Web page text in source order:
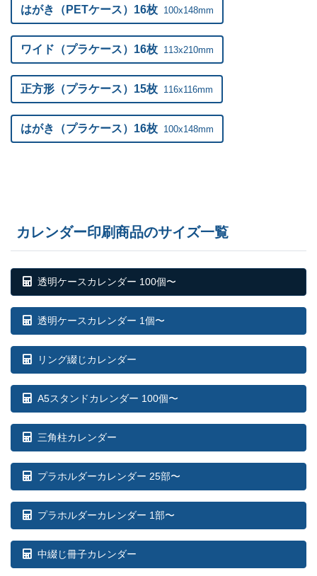
はがき（PETケース）16枚 100x148mm
ワイド（プラケース）16枚 113x210mm
正方形（プラケース）15枚 116x116mm
はがき（プラケース）16枚 100x148mm
カレンダー印刷商品のサイズ一覧
透明ケースカレンダー 100個〜
透明ケースカレンダー 1個〜
リング綴じカレンダー
A5スタンドカレンダー 100個〜
三角柱カレンダー
プラホルダーカレンダー 25部〜
プラホルダーカレンダー 1部〜
中綴じ冊子カレンダー